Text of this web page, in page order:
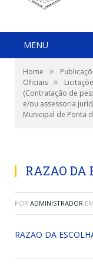
MENU
Home »
Oficiais »
(Contratação de
e/ou assessoria
Municipal de Ponta
RAZAO DA
POR ADMINISTRADOR EM
RAZAO DA